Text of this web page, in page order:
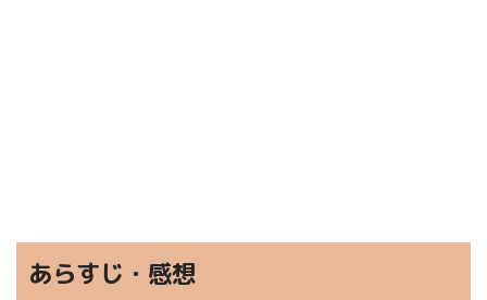
あらすじ・感想